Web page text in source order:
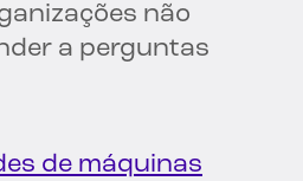
não
a perguntas
de máquinas